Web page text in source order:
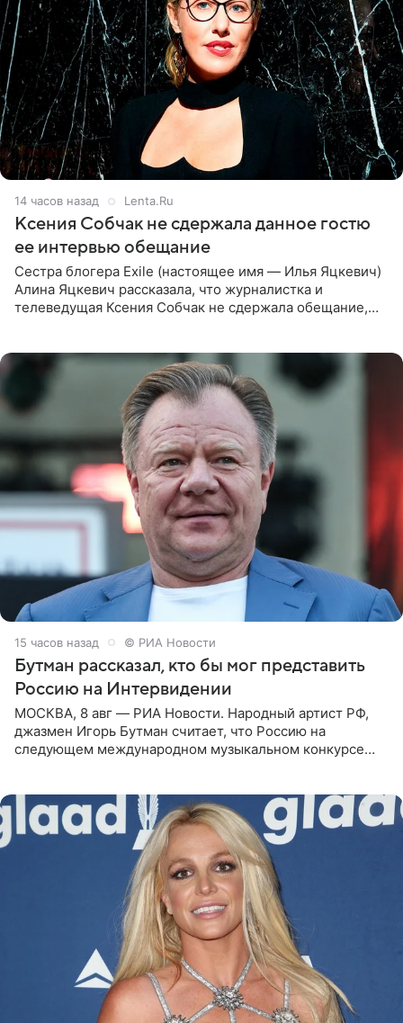
14 часов назад Lenta.Ru
Ксения Собчак не сдержала данное гостю
ее интервью обещание
Сестра блогера Exile (настоящее имя — Илья Яцкевич)
Алина Яцкевич рассказала, что журналистка и
телеведущая Ксения Собчак не сдержала обещание,
15 часов назад © РИА Новости
Бутман рассказал, кто бы мог представить
Россию на Интервидении
МОСКВА, 8 авг — РИА Новости. Народный артист РФ,
джазмен Игорь Бутман считает, что Россию на
следующем международном музыкальном конкурсе